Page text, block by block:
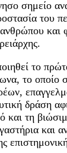
σημείο
του
και
το
το οποίο
δράση
και τη
και